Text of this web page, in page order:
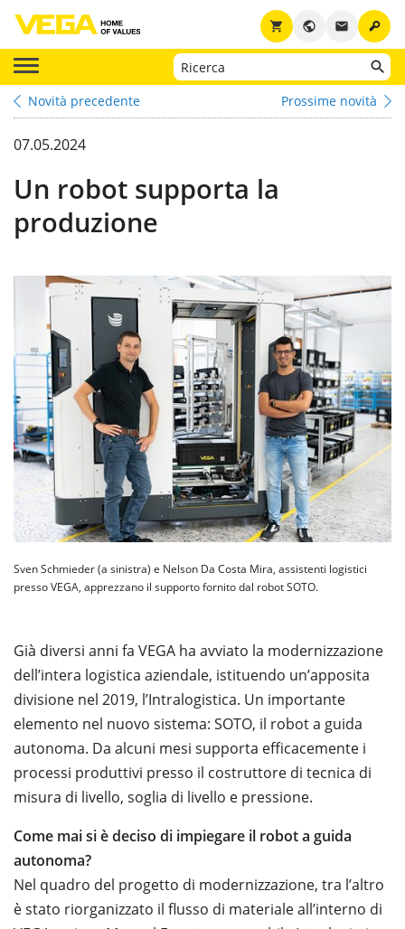
key
email
public
shopping_cart
Novità precedente Prossime novità
07.05.2024
Un robot supporta la
produzione
Sven Schmieder (a sinistra) e Nelson Da Costa Mira, assistenti logistici
presso VEGA, apprezzano il supporto fornito dal robot SOTO.
Già diversi anni fa VEGA ha avviato la modernizzazione
dell’intera logistica aziendale, istituendo un’apposita
divisione nel 2019, l’Intralogistica. Un importante
elemento nel nuovo sistema: SOTO, il robot a guida
autonoma. Da alcuni mesi supporta efficacemente i
processi produttivi presso il costruttore di tecnica di
misura di livello, soglia di livello e pressione.
Come mai si è deciso di impiegare il robot a guida
autonoma?
Nel quadro del progetto di modernizzazione, tra l’altro
è stato riorganizzato il flusso di materiale all’interno di